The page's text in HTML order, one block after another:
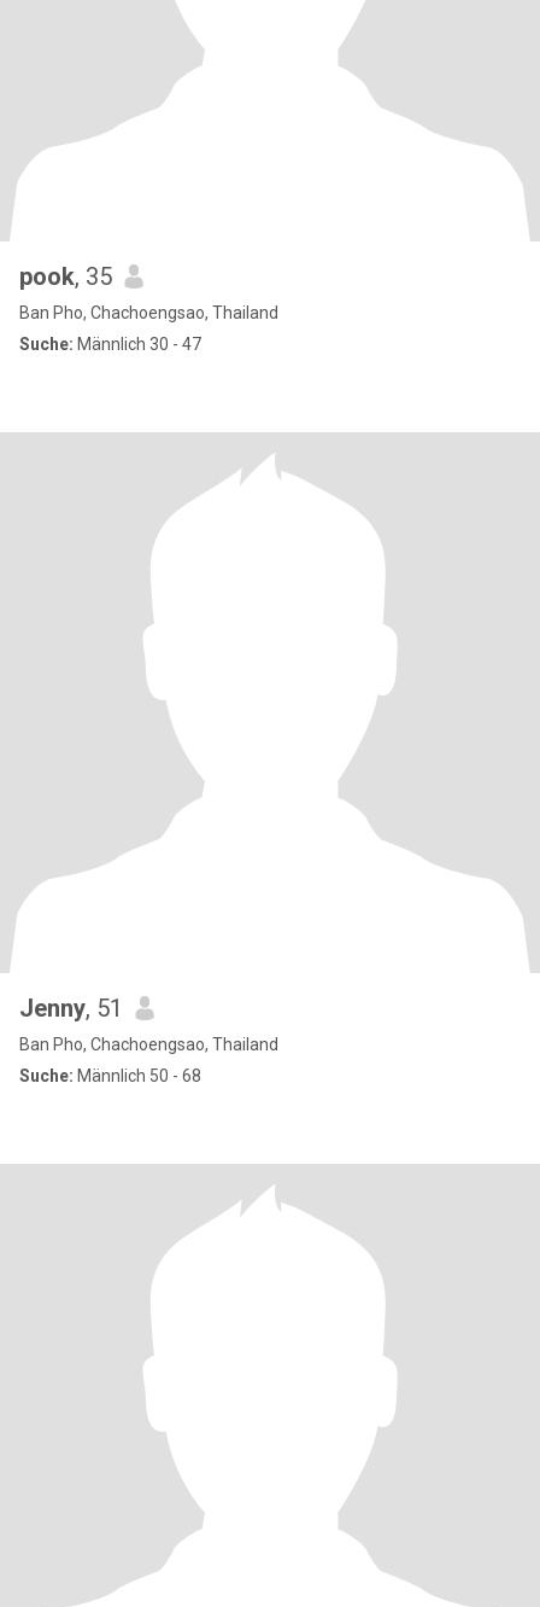
pook, 35
Ban Pho, Chachoengsao, Thailand
Suche: Männlich 30 - 47
Jenny, 51
Ban Pho, Chachoengsao, Thailand
Suche: Männlich 50 - 68